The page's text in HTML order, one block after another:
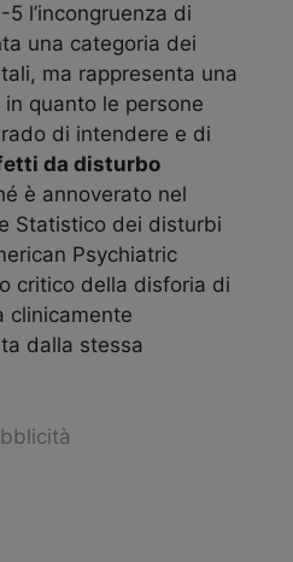
l’incongruenza di
una categoria dei
ma rappresenta una
quanto le persone
di intendere e di
da disturbo
è annoverato nel
Statistico dei disturbi
Psychiatric
critico della disforia di
clinicamente
dalla stessa